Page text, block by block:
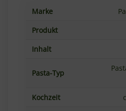
Marke
Produkt
Inhalt
Pasta-Typ
Kochzeit